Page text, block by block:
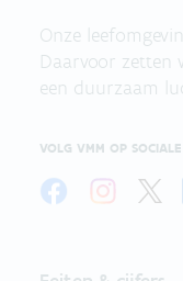
Onze
Daarvoor zetten
een duurzaam
VOLG VMM OP